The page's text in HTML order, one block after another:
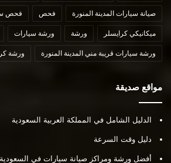
صيانة سيارات المدينة المنورة فحص فحص
ميكانيكي كرايسلر ورشة ورشة سيارات
ورشة سيارات قريبة مني المدينة المنورة ورشة
مواقع صديقة
الدليل الشامل في المملكة العربية السعودية
دليل وقت السرعة
أفضل ورشة ومراكز صيانة سيارات في السعودية